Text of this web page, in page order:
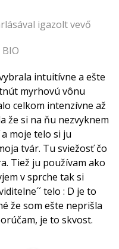
igazolt vevő
intuitívne a ešte
myrhovú vônu
celkom intenzívne až
že si na ňu nezvyknem
moje telo si ju
tvár. Tu sviežosť čo
Tiež ju používam ako
v sprche tak si
telo : D je to
že som ešte neprišla
je to skvost.